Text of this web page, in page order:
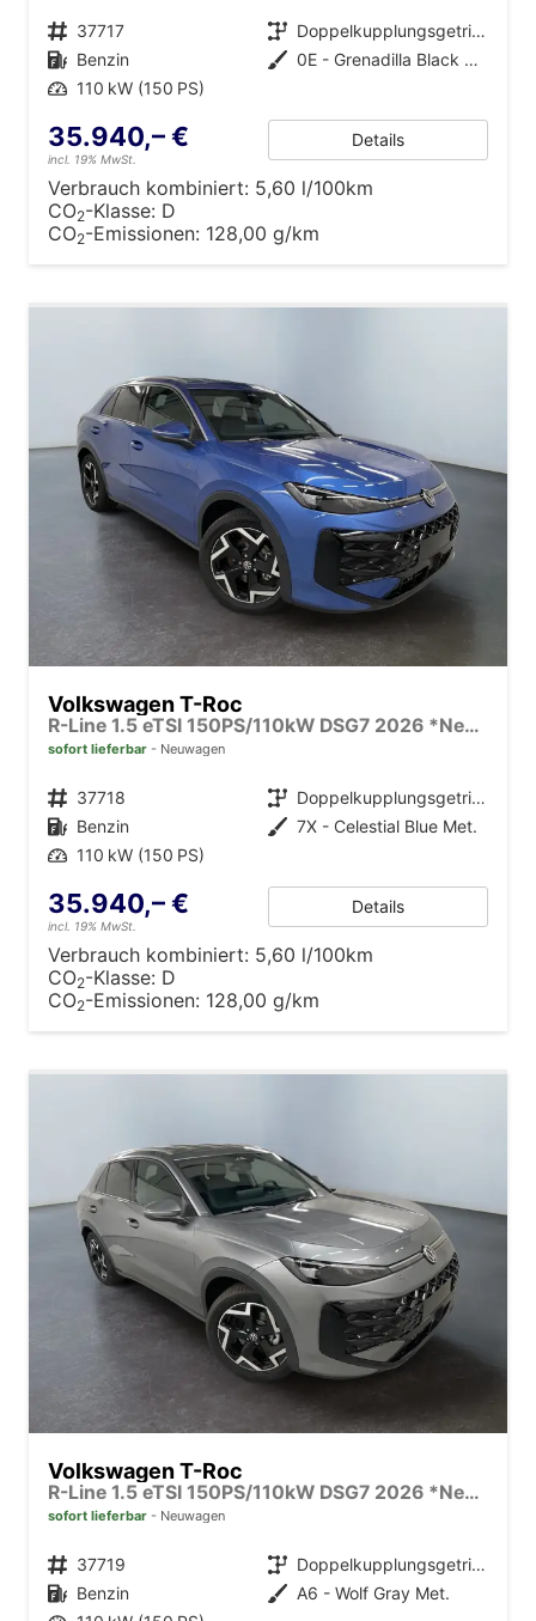
Fahrzeugnr. 37717 Getriebe
Doppelkupplungsgetriebe (DSG)
Kraftstoff Benzin Außenfarbe
0E - Grenadilla Black Met.
Leistung 110 kW (150 PS)
35.940,– €
incl. 19% MwSt.
Details
Verbrauch kombiniert: 5,60 l/100km
CO2-Klasse: D
CO2-Emissionen: 128,00 g/km
Volkswagen T-Roc
R-Line 1.5 eTSI 150PS/110kW DSG7 2026 *Neues Modell* +AHK+PARK ASSIST PLUS+18"ALU
sofort lieferbar Neuwagen
Fahrzeugnr. 37718 Getriebe
Doppelkupplungsgetriebe (DSG)
Kraftstoff Benzin Außenfarbe 7X - Celestial Blue Met.
Leistung 110 kW (150 PS)
35.940,– €
incl. 19% MwSt.
Details
Verbrauch kombiniert: 5,60 l/100km
CO2-Klasse: D
CO2-Emissionen: 128,00 g/km
Volkswagen T-Roc
R-Line 1.5 eTSI 150PS/110kW DSG7 2026 *Neues Modell* | +AHK+18"ALU+PARK ASSIST PLUS
sofort lieferbar Neuwagen
Fahrzeugnr. 37719 Getriebe
Doppelkupplungsgetriebe (DSG)
Kraftstoff Benzin Außenfarbe A6 - Wolf Gray Met.